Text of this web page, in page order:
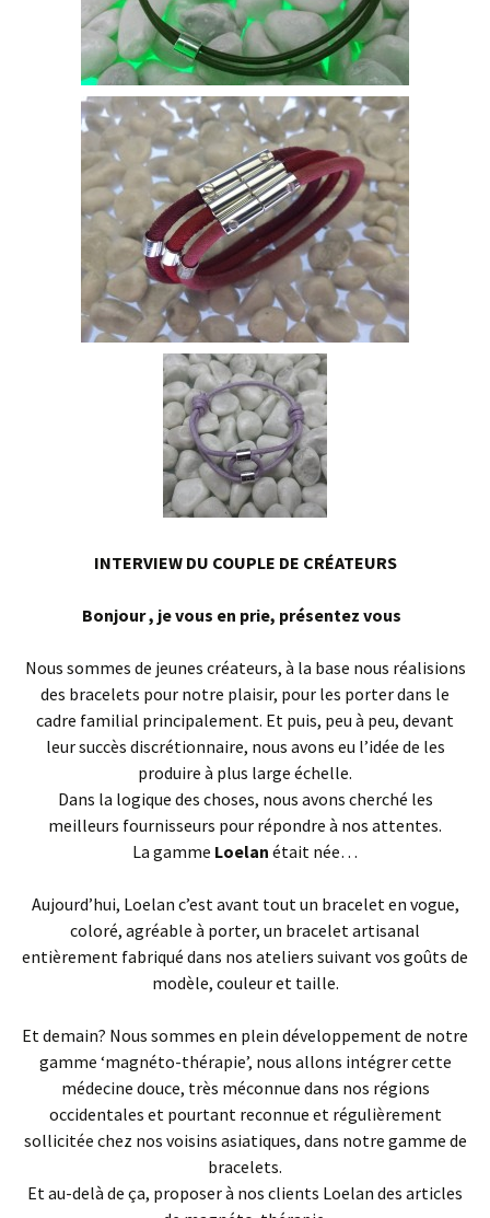
INTERVIEW DU COUPLE DE CRÉATEURS
Bonjour , je vous en prie, présentez vous
Nous sommes de jeunes créateurs, à la base nous réalisions
des bracelets pour notre plaisir, pour les porter dans le
cadre familial principalement. Et puis, peu à peu, devant
leur succès discrétionnaire, nous avons eu l’idée de les
produire à plus large échelle.
Dans la logique des choses, nous avons cherché les
meilleurs fournisseurs pour répondre à nos attentes.
La gamme Loelan était née…
Aujourd’hui, Loelan c’est avant tout un bracelet en vogue,
coloré, agréable à porter, un bracelet artisanal
entièrement fabriqué dans nos ateliers suivant vos goûts de
modèle, couleur et taille.
Et demain? Nous sommes en plein développement de notre
gamme ‘magnéto-thérapie’, nous allons intégrer cette
médecine douce, très méconnue dans nos régions
occidentales et pourtant reconnue et régulièrement
sollicitée chez nos voisins asiatiques, dans notre gamme de
bracelets.
Et au-delà de ça, proposer à nos clients Loelan des articles